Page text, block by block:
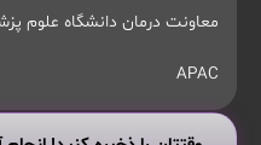
معاونت درمان دانشگاه علوم
APAC